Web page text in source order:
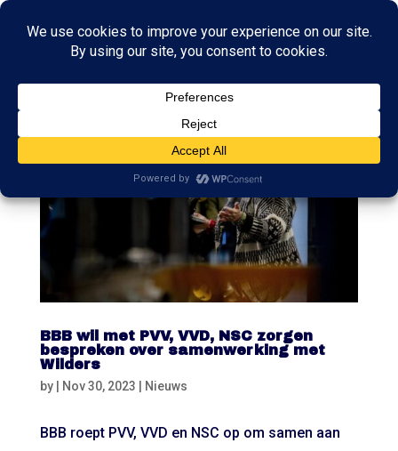
BBB wil met PVV, VVD, NSC zorgen
bespreken over samenwerking met
Wilders
by | Nov 30, 2023 | Nieuws
BBB roept PVV, VVD en NSC op om samen aan